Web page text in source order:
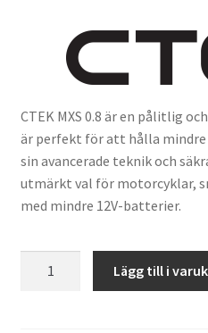
CTEK MXS 0.8 är en pålitlig
är perfekt för att hålla
sin avancerade teknik och
utmärkt val för motorcyklar,
med mindre 12V-batterier.
Lägg till i